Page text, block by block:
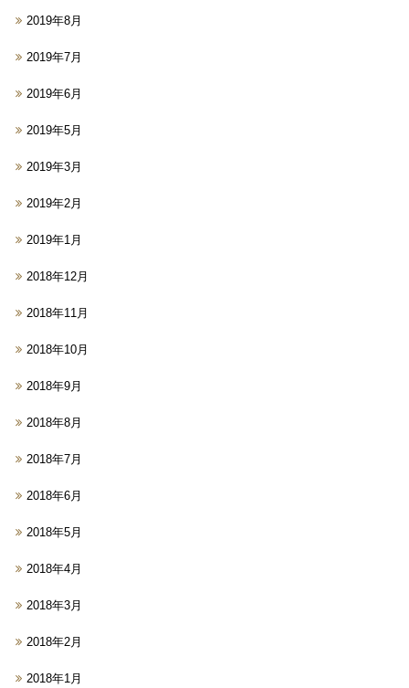
2019年8月
2019年7月
2019年6月
2019年5月
2019年3月
2019年2月
2019年1月
2018年12月
2018年11月
2018年10月
2018年9月
2018年8月
2018年7月
2018年6月
2018年5月
2018年4月
2018年3月
2018年2月
2018年1月